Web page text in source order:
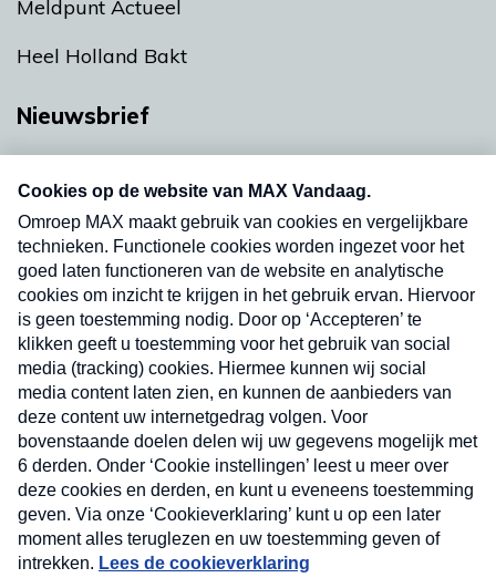
Meldpunt Actueel
Heel Holland Bakt
Nieuwsbrief
nieuwsbrief. Elke vrijdag- en dinsdagochtend in
uw mailbox.
Verzend
Nieuwsbrief
Neem hier een gratis abonnement op onze
nieuwsbrief. Elke vrijdag- en dinsdagochtend in uw